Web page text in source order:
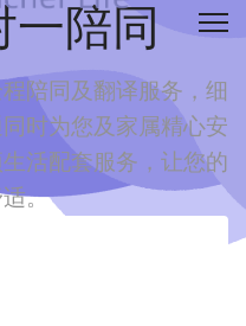
陪同
陪同及翻译服务，细
同时为您及家属精心安
活配套服务，让您的
。